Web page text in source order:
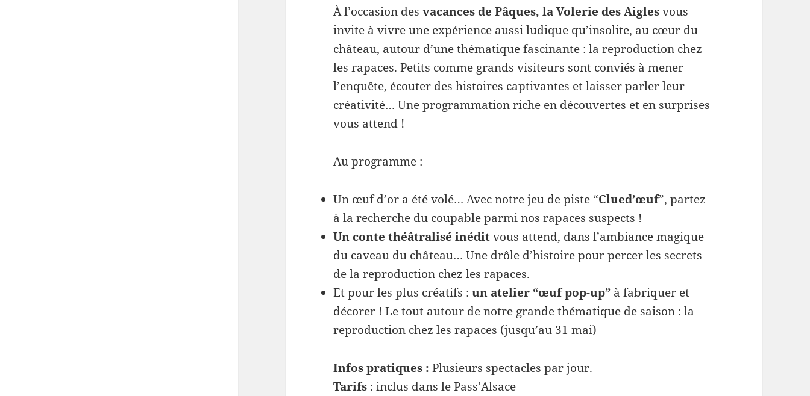
À l’occasion desvacances de Pâques, la Volerie des Aiglesvous
invite à vivre une expérience aussi ludique qu’insolite, au cœur du
château, autour d’une thématique fascinante : la reproduction chez
les rapaces. Petits comme grands visiteurs sont conviés à mener
l’enquête, écouter des histoires captivantes et laisser parler leur
créativité… Une programmation riche en découvertes et en surprises
vous attend !
Au programme :
Un œuf d’or a été volé… Avec notre jeu de piste “Clued’œuf”, partez
à la recherche du coupable parmi nos rapaces suspects !
Un conte théâtralisé inéditvous attend, dans l’ambiance magique
du caveau du château… Une drôle d’histoire pour percer les secrets
de la reproduction chez les rapaces.
Et pour les plus créatifs :un atelier “œuf pop-up” à fabriquer et
décorer ! Le tout autour de notre grande thématique de saison : la
reproduction chez les rapaces (jusqu’au 31 mai)
Infos pratiques : Plusieurs spectacles par jour.
Tarifs : inclus dans le Pass’Alsace